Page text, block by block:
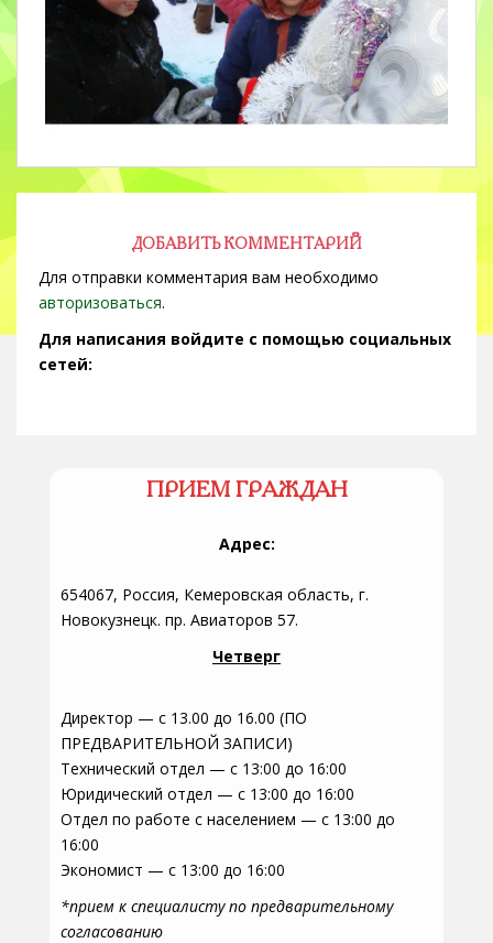
ДОБАВИТЬ КОММЕНТАРИЙ
Для отправки комментария вам необходимо
авторизоваться.
Для написания войдите с помощью социальных
сетей:
ПРИЕМ ГРАЖДАН
Адрес:
654067, Россия, Кемеровская область, г.
Новокузнецк. пр. Авиаторов 57.
Четверг
Директор — с 13.00 до 16.00 (ПО
ПРЕДВАРИТЕЛЬНОЙ ЗАПИСИ)
Технический отдел — с 13:00 до 16:00
Юридический отдел — с 13:00 до 16:00
Отдел по работе с населением — с 13:00 до
16:00
Экономист — с 13:00 до 16:00
*прием к специалисту по предварительному
согласованию